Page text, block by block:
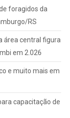
foragidos da
RS
área central figura
em 2.026
e muito mais em
capacitação de